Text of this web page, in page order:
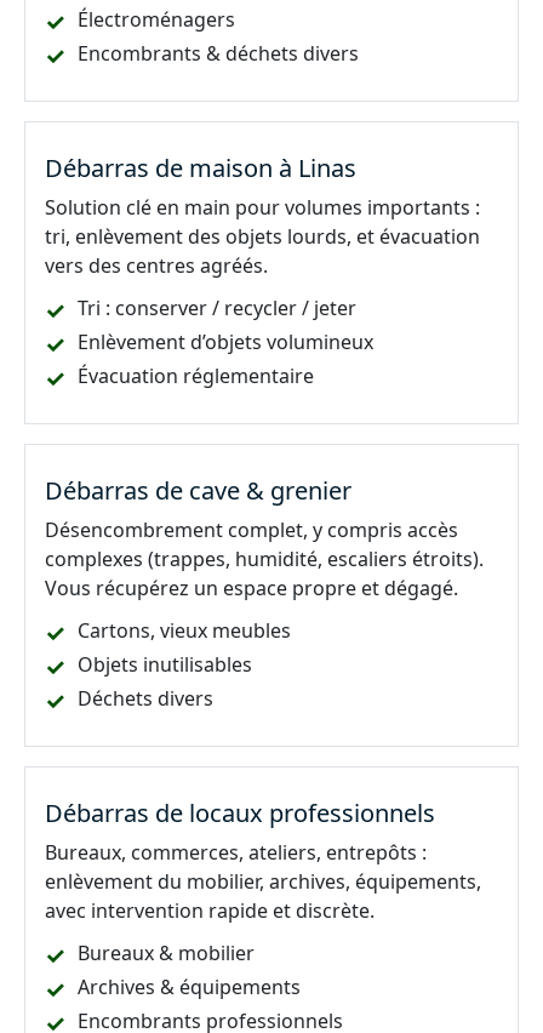
Électroménagers
Encombrants & déchets divers
Débarras de maison à Linas
Solution clé en main pour volumes importants :
tri, enlèvement des objets lourds, et évacuation
vers des centres agréés.
Tri : conserver / recycler / jeter
Enlèvement d’objets volumineux
Évacuation réglementaire
Débarras de cave & grenier
Désencombrement complet, y compris accès
complexes (trappes, humidité, escaliers étroits).
Vous récupérez un espace propre et dégagé.
Cartons, vieux meubles
Objets inutilisables
Déchets divers
Débarras de locaux professionnels
Bureaux, commerces, ateliers, entrepôts :
enlèvement du mobilier, archives, équipements,
avec intervention rapide et discrète.
Bureaux & mobilier
Archives & équipements
Encombrants professionnels